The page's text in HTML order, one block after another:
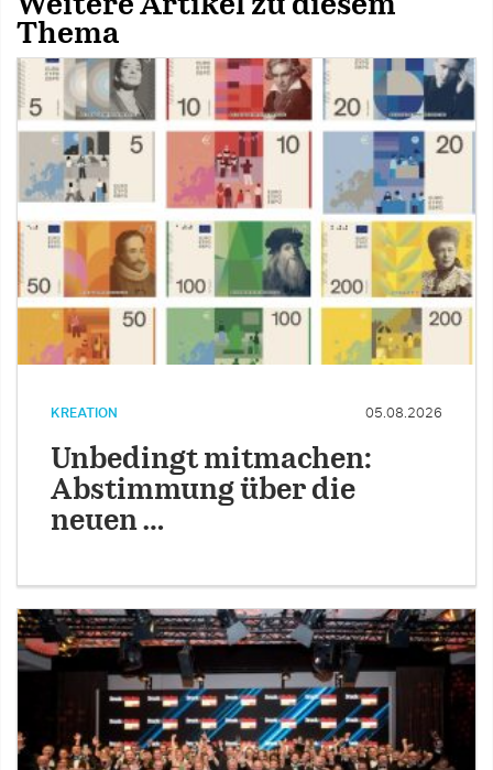
Weitere Artikel zu diesem
Thema
KREATION 05.08.2026
Unbedingt mitmachen:
Abstimmung über die
neuen …